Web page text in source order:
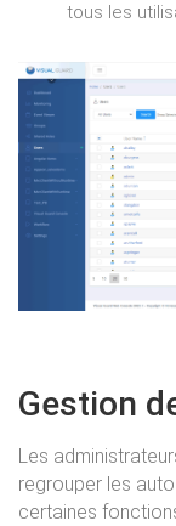
tous les
Gestion
Les
regrouper les
certaines